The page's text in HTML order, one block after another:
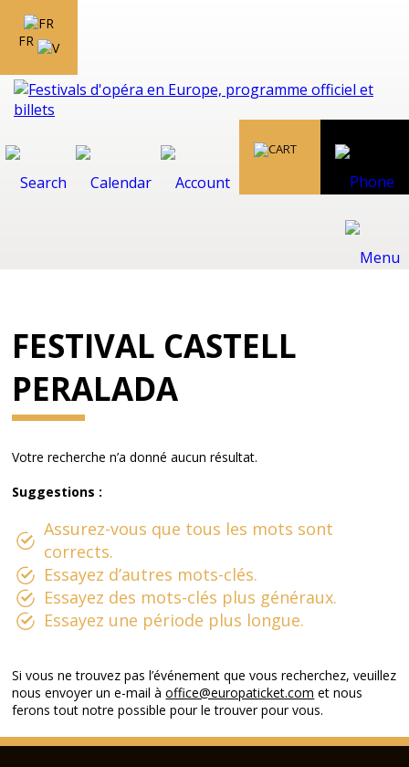
FR
FESTIVAL CASTELL
PERALADA
Votre recherche n’a donné aucun résultat.
Suggestions :
Assurez-vous que tous les mots sont
corrects.
Essayez d’autres mots-clés.
Essayez des mots-clés plus généraux.
Essayez une période plus longue.
Si vous ne trouvez pas l’événement que vous recherchez, veuillez
nous envoyer un e-mail àoffice@europaticket.com et nous
ferons tout notre possible pour le trouver pour vous.